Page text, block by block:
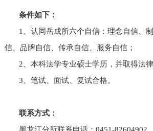
条件如下：
1、认同岳成所六个自信：理念自信、制
信、品牌自信、传承自信、服务自信；
2、本科法学专业硕士学历，并取得法律
3、笔试、面试、复试合格。
联系方式：